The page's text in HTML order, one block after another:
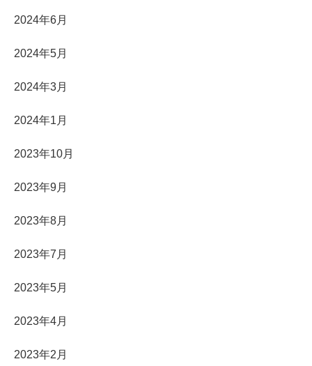
2024年6月
2024年5月
2024年3月
2024年1月
2023年10月
2023年9月
2023年8月
2023年7月
2023年5月
2023年4月
2023年2月